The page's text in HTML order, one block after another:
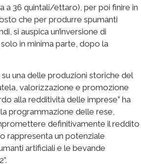
a 36 quintali/ettaro), per poi finire in
che per produrre spumanti
si auspica un’inversione di
in minima parte, dopo la
una delle produzioni storiche del
valorizzazione e promozione
alla redditività delle imprese” ha
programmazione delle rese,
definitivamente il reddito
rappresenta un potenziale
artificiali e le bevande